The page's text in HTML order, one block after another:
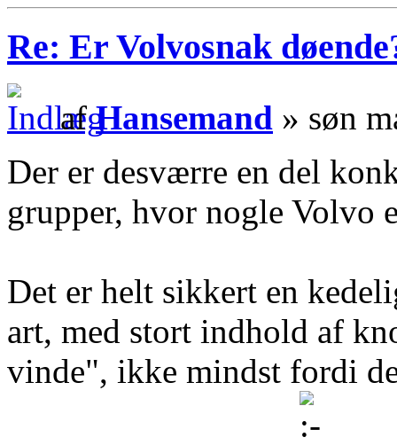
Re: Er Volvosnak
afHansemand » søn
Der er desværre en del
grupper, hvor nogle Volvo
Det er helt sikkert en
art, med stort indhold af
vinde", ikke mindst fordi